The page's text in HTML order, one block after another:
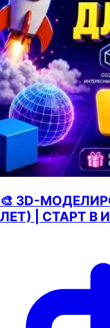
🎨 3D-
ЛЕТ) | СТАРТ В